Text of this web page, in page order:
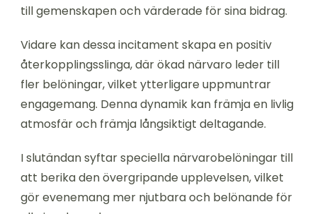
till gemenskapen och värderade för sina bidrag.
Vidare kan dessa incitament skapa en positiv
återkopplingsslinga, där ökad närvaro leder till
fler belöningar, vilket ytterligare uppmuntrar
engagemang. Denna dynamik kan främja en livlig
atmosfär och främja långsiktigt deltagande.
I slutändan syftar speciella närvarobelöningar till
att berika den övergripande upplevelsen, vilket
gör evenemang mer njutbara och belönande för